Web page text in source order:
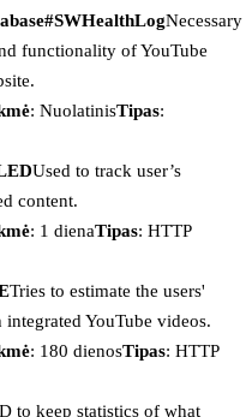
Necessary
functionality of YouTube
: NuolatinisTipas:
Used to track user’s
content.
: 1 dienaTipas: HTTP
Tries to estimate the users'
YouTube videos.
: 180 dienosTipas: HTTP
to keep statistics of what